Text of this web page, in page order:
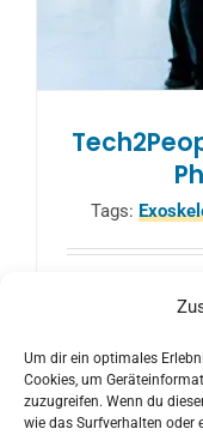
Um dir ein optimales
Cookies, um
zuzugreifen. Wenn du
wie das Surfverhalten oder
Tags:
Ziel des